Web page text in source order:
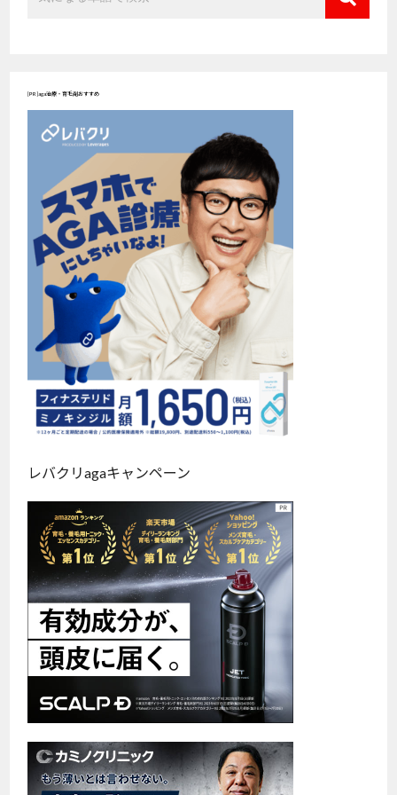
[PR]aga治療・育毛剤おすすめ
レバクリagaキャンペーン